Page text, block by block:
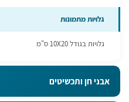
גלויות מתמונות
גלויות בגודל 10X20 ס"מ
אבני חן ותכשיטים